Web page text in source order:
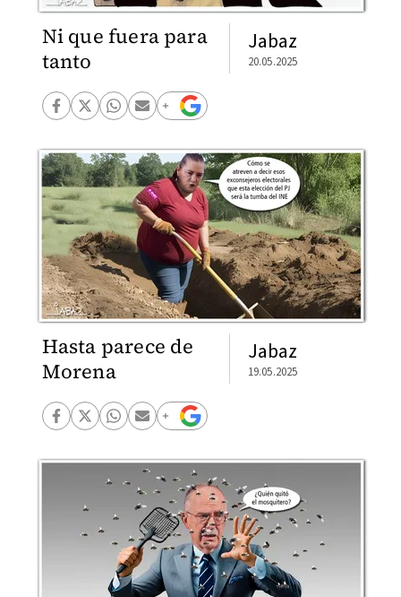
Ni que fuera para
tanto
Jabaz
20.05.2025
Hasta parece de
Morena
Jabaz
19.05.2025